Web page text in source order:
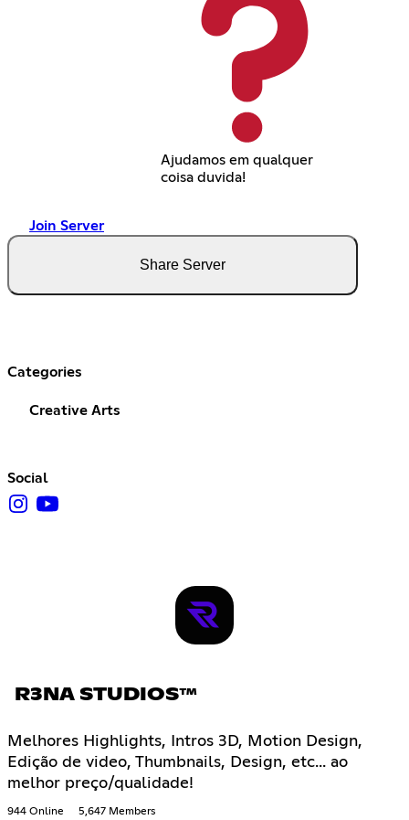
Ajudamos em qualquer
coisa duvida!
Join Server
Share Server
Categories
Creative Arts
Social
R3NA STUDIOS™
Melhores Highlights, Intros 3D, Motion Design,
Edição de video, Thumbnails, Design, etc... ao
melhor preço/qualidade!
944 Online 5,647 Members